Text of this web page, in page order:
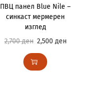
ПВЦ панел Blue Nile –
синкаст мермерен
изглед
2,700ден 2,500 ден